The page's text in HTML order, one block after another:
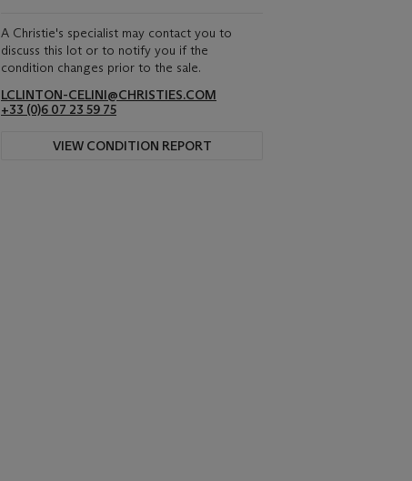
A Christie's specialist may contact you to
discuss this lot or to notify you if the
condition changes prior to the sale.
LCLINTON-CELINI@CHRISTIES.COM
+33 ‌(0)6 07 23 59 75
VIEW CONDITION REPORT